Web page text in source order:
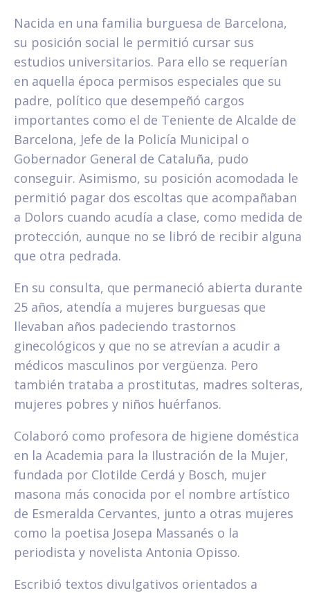
Nacida en una familia burguesa de Barcelona,
su posición social le permitió cursar sus
estudios universitarios. Para ello se requerían
en aquella época permisos especiales que su
padre, político que desempeñó cargos
importantes como el de Teniente de Alcalde de
Barcelona, Jefe de la Policía Municipal o
Gobernador General de Cataluña, pudo
conseguir. Asimismo, su posición acomodada le
permitió pagar dos escoltas que acompañaban
a Dolors cuando acudía a clase, como medida de
protección, aunque no se libró de recibir alguna
que otra pedrada.
En su consulta, que permaneció abierta durante
25 años, atendía a mujeres burguesas que
llevaban años padeciendo trastornos
ginecológicos y que no se atrevían a acudir a
médicos masculinos por vergüenza. Pero
también trataba a prostitutas, madres solteras,
mujeres pobres y niños huérfanos.
Colaboró como profesora de higiene doméstica
en la Academia para la Ilustración de la Mujer,
fundada por Clotilde Cerdá y Bosch, mujer
masona más conocida por el nombre artístico
de Esmeralda Cervantes, junto a otras mujeres
como la poetisa Josepa Massanés o la
periodista y novelista Antonia Opisso.
Escribió textos divulgativos orientados a